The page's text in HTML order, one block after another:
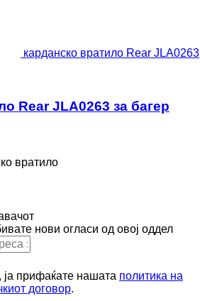
карданско вратило Rear JLA0263
Rear JLA0263 за багер
вратило
нови огласи од овој оддел
ја прифаќате нашата политика на
договор.